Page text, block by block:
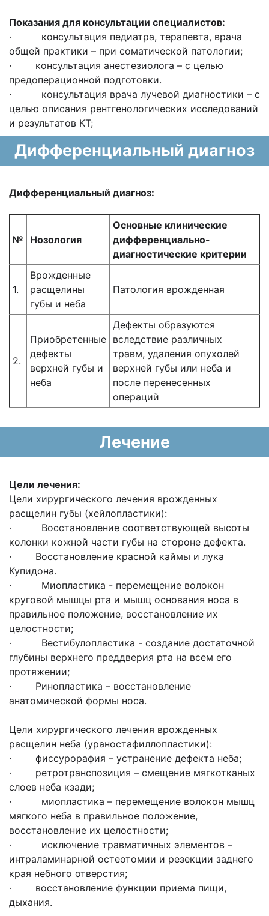
Показания для консультации специалистов:
· консультация педиатра, терапевта, врача
общей практики – при соматической патологии;
· консультация анестезиолога – с целью
предоперационной подготовки.
· консультация врача лучевой диагностики – с
целью описания рентгенологических исследований
и результатов КТ;
Дифференциальный диагноз
Дифференциальный диагноз:
№ Нозология
Основные клинические
дифференциально-
диагностические критерии
1.
Врожденные
расщелины
губы и неба
Патология врожденная
2.
Приобретенные
дефекты
верхней губы и
неба
Дефекты образуются
вследствие различных
травм, удаления опухолей
верхней губы или неба и
после перенесенных
операций
Лечение
Цели лечения:
Цели хирургического лечения врожденных
расщелин губы (хейлопластики):
· Восстановление соответствующей высоты
колонки кожной части губы на стороне дефекта.
· Восстановление красной каймы и лука
Купидона.
· Миопластика - перемещение волокон
круговой мышцы рта и мышц основания носа в
правильное положение, восстановление их
целостности;
· Вестибулопластика - создание достаточной
глубины верхнего преддверия рта на всем его
протяжении;
· Ринопластика – восстановление
анатомической формы носа.
Цели хирургического лечения врожденных
расщелин неба (ураностафиллопластики):
· фиссурорафия – устранение дефекта неба;
· ретротранспозиция – смещение мягкотканых
слоев неба кзади;
· миопластика – перемещение волокон мышц
мягкого неба в правильное положение,
восстановление их целостности;
· исключение травматичных элементов –
интраламинарной остеотомии и резекции заднего
края небного отверстия;
· восстановление функции приема пищи,
дыхания.